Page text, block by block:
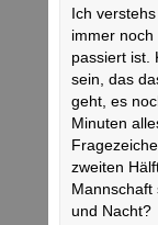
Ich
immer
passiert ist.
sein, das
geht, es
Minuten
zweiten
Mannschaft
und Nacht?